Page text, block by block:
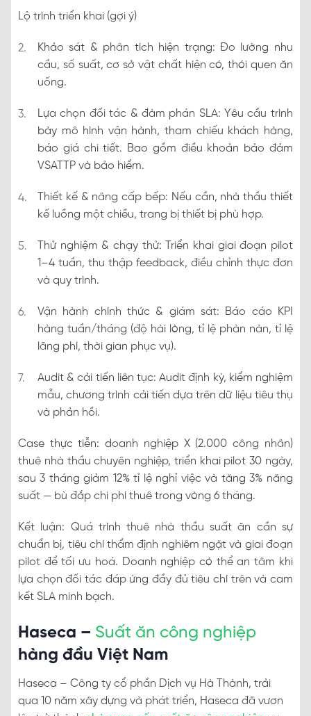
Lộ trình triển khai (gợi ý)
Khảo sát & phân tích hiện trạng: Đo lường nhu
cầu, số suất, cơ sở vật chất hiện có, thói quen ăn
uống.
Lựa chọn đối tác & đàm phán SLA: Yêu cầu trình
bày mô hình vận hành, tham chiếu khách hàng,
báo giá chi tiết. Bao gồm điều khoản bảo đảm
VSATTP và bảo hiểm.
Thiết kế & nâng cấp bếp: Nếu cần, nhà thầu thiết
kế luồng một chiều, trang bị thiết bị phù hợp.
Thử nghiệm & chạy thử: Triển khai giai đoạn pilot
1–4 tuần, thu thập feedback, điều chỉnh thực đơn
và quy trình.
Vận hành chính thức & giám sát: Báo cáo KPI
hàng tuần/tháng (độ hài lòng, tỉ lệ phàn nàn, tỉ lệ
lãng phí, thời gian phục vụ).
Audit & cải tiến liên tục: Audit định kỳ, kiểm nghiệm
mẫu, chương trình cải tiến dựa trên dữ liệu tiêu thụ
và phản hồi.
Case thực tiễn: doanh nghiệp X (2.000 công nhân)
thuê nhà thầu chuyên nghiệp, triển khai pilot 30 ngày,
sau 3 tháng giảm 12% tỉ lệ nghỉ việc và tăng 3% năng
suất — bù đắp chi phí thuê trong vòng 6 tháng.
Kết luận: Quá trình thuê nhà thầu suất ăn cần sự
chuẩn bị, tiêu chí thẩm định nghiêm ngặt và giai đoạn
pilot để tối ưu hoá. Doanh nghiệp có thể an tâm khi
lựa chọn đối tác đáp ứng đầy đủ tiêu chí trên và cam
kết SLA minh bạch.
Haseca – Suất ăn công nghiệp
hàng đầu Việt Nam
Haseca – Công ty cổ phần Dịch vụ Hà Thành, trải
qua 10 năm xây dựng và phát triển, Haseca đã vươn